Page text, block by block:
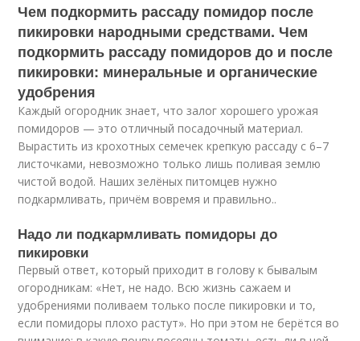
Чем подкормить рассаду помидор после
пикировки народными средствами. Чем
подкормить рассаду помидоров до и после
пикировки: минеральные и органические
удобрения
Каждый огородник знает, что залог хорошего урожая
помидоров — это отличный посадочный материал.
Вырастить из крохотных семечек крепкую рассаду с 6–7
листочками, невозможно только лишь поливая землю
чистой водой. Наших зелёных питомцев нужно
подкармливать, причём вовремя и правильно..
Надо ли подкармливать помидоры до
пикировки
Первый ответ, который приходит в голову к бывалым
огородникам: «Нет, не надо. Всю жизнь сажаем и
удобрениями поливаем только после пикировки и то,
если помидоры плохо растут». Но при этом не берётся во